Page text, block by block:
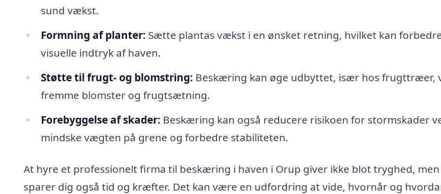
sund vækst.
Formning af planter: Sætte plantas vækst i en ønsket retning, hvilket kan
visuelle indtryk af haven.
Støtte til frugt- og blomstring: Beskæring kan øge udbyttet, især hos frugttræer,
fremme blomster og frugtsætning.
Forebyggelse af skader: Beskæring kan også reducere risikoen for stormskader
mindske vægten på grene og forbedre stabiliteten.
At hyre et professionelt firma til beskæring i haven i Orup giver ikke blot tryghed, men
sparer dig også tid og kræfter. Det kan være en udfordring at vide, hvornår og